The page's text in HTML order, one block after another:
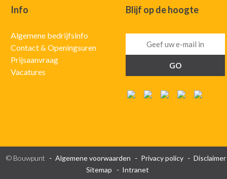
Info
Algemene bedrijfsinfo
Contact & Openingsuren
Prijsaanvraag
Vacatures
Blijf op de hoogte
© Bouwpunt Algemene voorwaarden Privacy policy
Disclaimer
Sitemap
Intranet